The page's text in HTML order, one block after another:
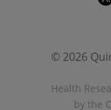
© 2026
Health
by the